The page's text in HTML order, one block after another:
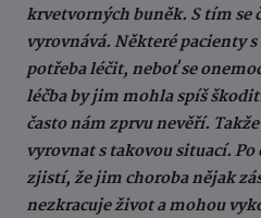
krvetvorných buněk. S tím se
vyrovnává. Některé pacienty
potřeba léčit, neboť se
léčba by jim mohla spíš
často nám zprvu nevěří.
vyrovnat s takovou situací.
zjistí, že jim choroba nějak
nezkracuje život a mohou